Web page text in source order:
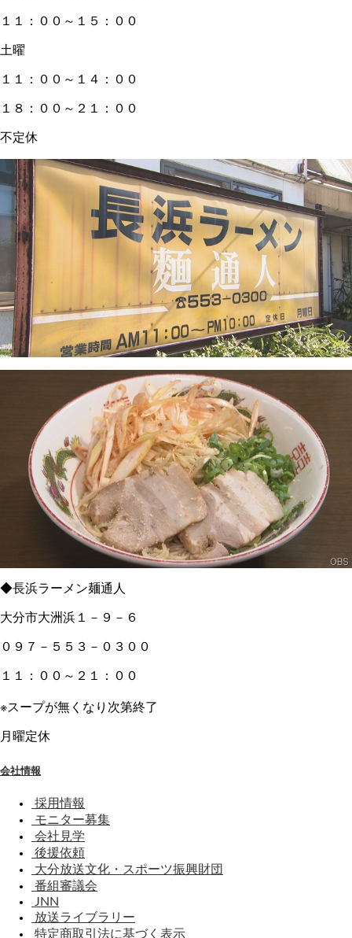
１１：００～１５：００
土曜
１１：００～１４：００
１８：００～２１：００
不定休
◆長浜ラーメン麺通人
大分市大洲浜１－９－６
０９７－５５３－０３００
１１：００～２１：００
※スープが無くなり次第終了
月曜定休
会社情報
採用情報
モニター募集
会社見学
後援依頼
大分放送文化・スポーツ振興財団
番組審議会
JNN
放送ライブラリー
特定商取引法に基づく表示